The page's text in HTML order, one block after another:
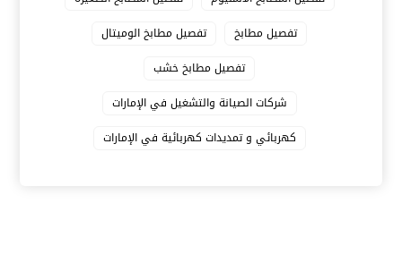
تفصيل مطابخ
تفصيل مطابخ الوميتال
تفصيل مطابخ خشب
شركات الصيانة والتشغيل في الإمارات
كهربائي و تمديدات كهربائية في الإمارات